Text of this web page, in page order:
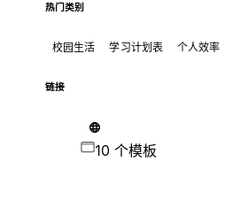
热门类别
校园生活 学习计划表 个人效率
链接
10 个模板